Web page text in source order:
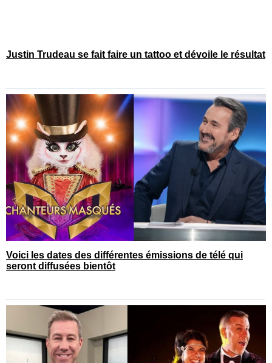
Justin Trudeau se fait faire un tattoo et dévoile le résultat
Voici les dates des différentes émissions de télé qui
seront diffusées bientôt